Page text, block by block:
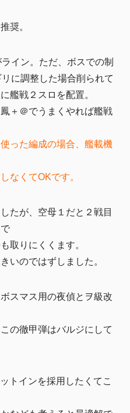
奨。
イン。ただ、ボスでの制
に調整した場合削られて
艦戦２スロを配置。
＋＠でうまくやれば艦戦
った編成の場合、艦載機
なくてOKです。
たが、空母１だと２戦目
取りにくくます。
いのではずしました。
スマス用の夜偵とヲ級改
の徹甲弾はバルジにして
トインを採用したくてこ